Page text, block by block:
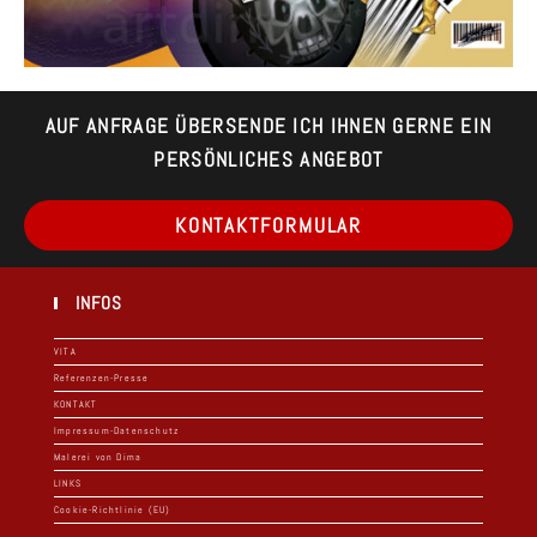
AUF ANFRAGE ÜBERSENDE ICH IHNEN GERNE EIN
PERSÖNLICHES ANGEBOT
KONTAKTFORMULAR
in
INFOS
VITA
Referenzen-Presse
KONTAKT
Impressum-Datenschutz
Malerei von Dima
LINKS
Cookie-Richtlinie (EU)